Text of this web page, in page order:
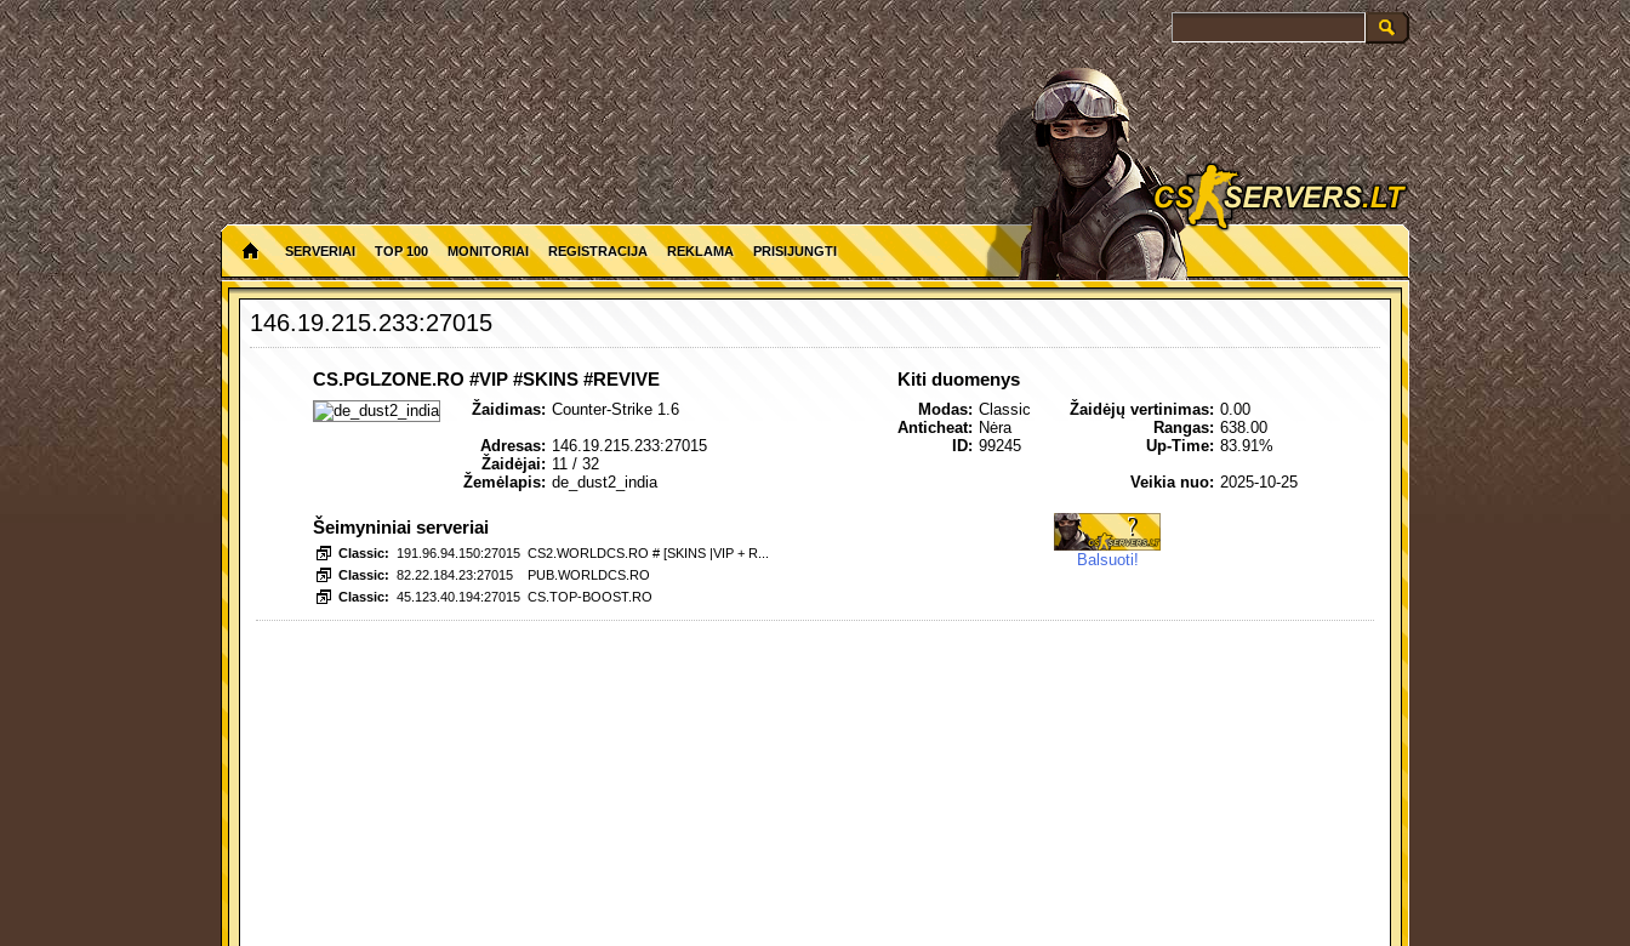
SERVERIAI TOP 100 MONITORIAI REGISTRACIJA REKLAMA PRISIJUNGTI
146.19.215.233:27015
CS.PGLZONE.RO #VIP #SKINS #REVIVE Kiti duomenys
Žaidimas:
Adresas:
Žaidėjai:
Žemėlapis:
Counter-Strike 1.6
146.19.215.233:27015
11 / 32
de_dust2_india
Modas:
Anticheat:
ID:
Classic
Nėra
99245
Žaidėjų vertinimas:
Rangas:
Up-Time:
Veikia nuo:
0.00
638.00
83.91%
2025-10-25
Šeimyniniai serveriai
Classic: 191.96.94.150:27015 CS2.WORLDCS.RO # [SKINS |VIP + R...
Classic: 82.22.184.23:27015
PUB.WORLDCS.RO
Classic: 45.123.40.194:27015 CS.TOP-BOOST.RO
Balsuoti!